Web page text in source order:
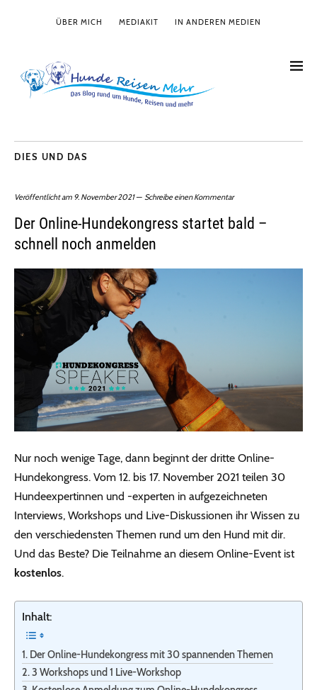
ÜBER MICH MEDIAKIT IN ANDEREN MEDIEN
DIES UND DAS
Veröffentlicht am 9. November 2021 Schreibe einen Kommentar
Der Online-Hundekongress startet bald –
schnell noch anmelden
Nur noch wenige Tage, dann beginnt der dritte Online-
Hundekongress. Vom 12. bis 17. November 2021 teilen 30
Hundeexpertinnen und -experten in aufgezeichneten
Interviews, Workshops und Live-Diskussionen ihr Wissen zu
den verschiedensten Themen rund um den Hund mit dir.
Und das Beste? Die Teilnahme an diesem Online-Event ist
kostenlos.
Inhalt:
Der Online-Hundekongress mit 30 spannenden Themen
3 Workshops und 1 Live-Workshop